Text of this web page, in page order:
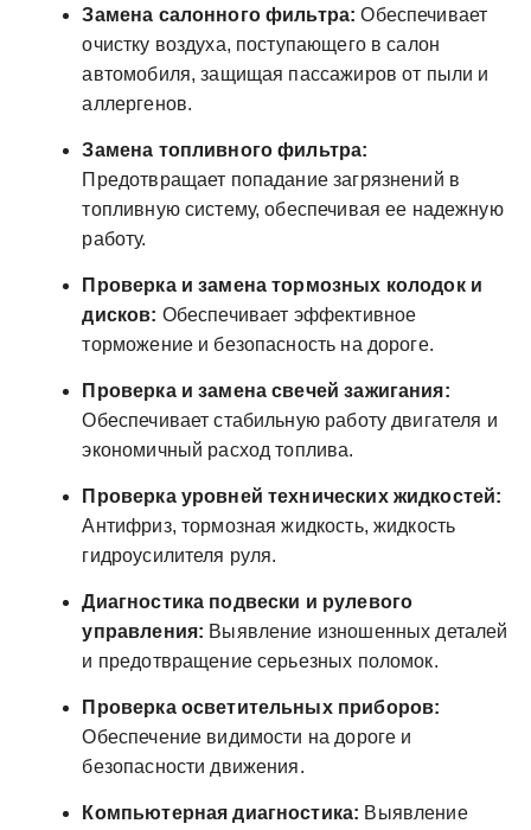
Замена салонного фильтра: Обеспечивает
очистку воздуха, поступающего в салон
автомобиля, защищая пассажиров от пыли и
аллергенов.
Замена топливного фильтра:
Предотвращает попадание загрязнений в
топливную систему, обеспечивая ее надежную
работу.
Проверка и замена тормозных колодок и
дисков: Обеспечивает эффективное
торможение и безопасность на дороге.
Проверка и замена свечей зажигания:
Обеспечивает стабильную работу двигателя и
экономичный расход топлива.
Проверка уровней технических жидкостей:
Антифриз, тормозная жидкость, жидкость
гидроусилителя руля.
Диагностика подвески и рулевого
управления: Выявление изношенных деталей
и предотвращение серьезных поломок.
Проверка осветительных приборов:
Обеспечение видимости на дороге и
безопасности движения.
Компьютерная диагностика: Выявление